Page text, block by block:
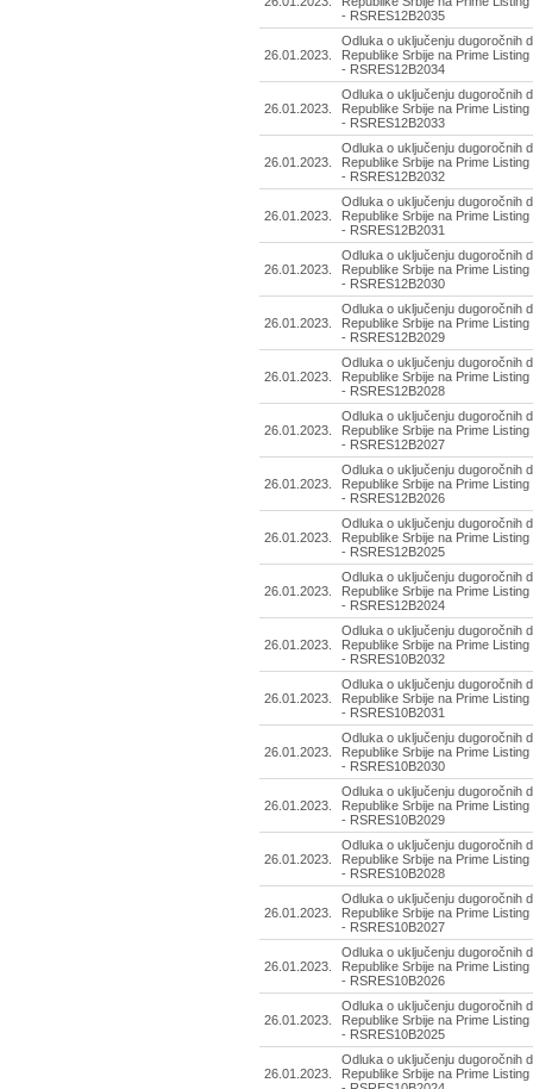
- RSRES12B2035
26.01.2023.
Odluka o uključenju dugoročnih
Republike Srbije na Prime
- RSRES12B2034
26.01.2023.
Odluka o uključenju dugoročnih
Republike Srbije na Prime
- RSRES12B2033
26.01.2023.
Odluka o uključenju dugoročnih
Republike Srbije na Prime
- RSRES12B2032
26.01.2023.
Odluka o uključenju dugoročnih
Republike Srbije na Prime
- RSRES12B2031
26.01.2023.
Odluka o uključenju dugoročnih
Republike Srbije na Prime
- RSRES12B2030
26.01.2023.
Odluka o uključenju dugoročnih
Republike Srbije na Prime
- RSRES12B2029
26.01.2023.
Odluka o uključenju dugoročnih
Republike Srbije na Prime
- RSRES12B2028
26.01.2023.
Odluka o uključenju dugoročnih
Republike Srbije na Prime
- RSRES12B2027
26.01.2023.
Odluka o uključenju dugoročnih
Republike Srbije na Prime
- RSRES12B2026
26.01.2023.
Odluka o uključenju dugoročnih
Republike Srbije na Prime
- RSRES12B2025
26.01.2023.
Odluka o uključenju dugoročnih
Republike Srbije na Prime
- RSRES12B2024
26.01.2023.
Odluka o uključenju dugoročnih
Republike Srbije na Prime
- RSRES10B2032
26.01.2023.
Odluka o uključenju dugoročnih
Republike Srbije na Prime
- RSRES10B2031
26.01.2023.
Odluka o uključenju dugoročnih
Republike Srbije na Prime
- RSRES10B2030
26.01.2023.
Odluka o uključenju dugoročnih
Republike Srbije na Prime
- RSRES10B2029
26.01.2023.
Odluka o uključenju dugoročnih
Republike Srbije na Prime
- RSRES10B2028
26.01.2023.
Odluka o uključenju dugoročnih
Republike Srbije na Prime
- RSRES10B2027
26.01.2023.
Odluka o uključenju dugoročnih
Republike Srbije na Prime
- RSRES10B2026
26.01.2023.
Odluka o uključenju dugoročnih
Republike Srbije na Prime
- RSRES10B2025
26.01.2023.
Odluka o uključenju dugoročnih
Republike Srbije na Prime